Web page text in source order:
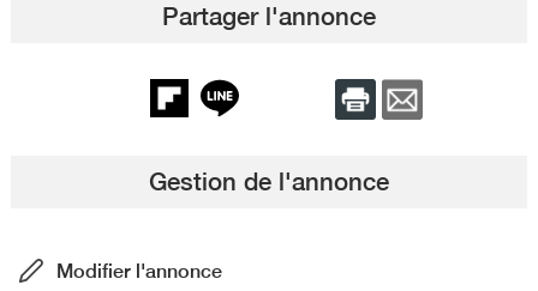
Partager l'annonce
Gestion de l'annonce
Modifier l'annonce